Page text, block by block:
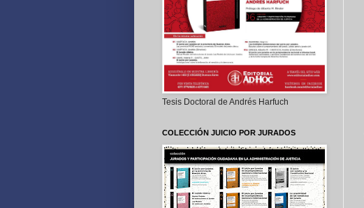
Tesis Doctoral de Andrés Harfuch
COLECCIÓN JUICIO POR JURADOS